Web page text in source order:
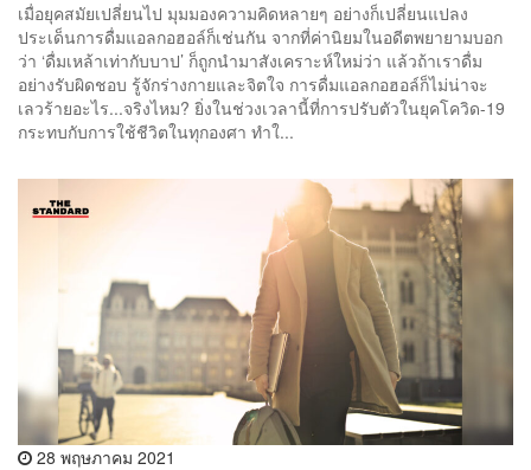
เมื่อยุคสมัยเปลี่ยนไป มุมมองความคิดหลายๆ อย่างก็เปลี่ยนแปลง
ประเด็นการดื่มแอลกอฮอล์ก็เช่นกัน จากที่ค่านิยมในอดีตพยายามบอก
ว่า ‘ดื่มเหล้าเท่ากับบาป’ ก็ถูกนำมาสังเคราะห์ใหม่ว่า แล้วถ้าเราดื่ม
อย่างรับผิดชอบ รู้จักร่างกายและจิตใจ การดื่มแอลกอฮอล์ก็ไม่น่าจะ
เลวร้ายอะไร...จริงไหม? ยิ่งในช่วงเวลานี้ที่การปรับตัวในยุคโควิด-19
กระทบกับการใช้ชีวิตในทุกองศา ทำใ...
28 พฤษภาคม 2021